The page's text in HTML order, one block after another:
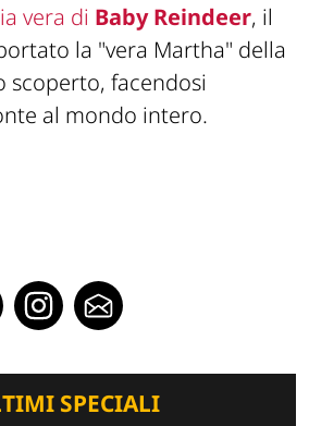
vera di Baby Reindeer, il
la "vera Martha" della
scoperto, facendosi
al mondo intero.
SPECIALI